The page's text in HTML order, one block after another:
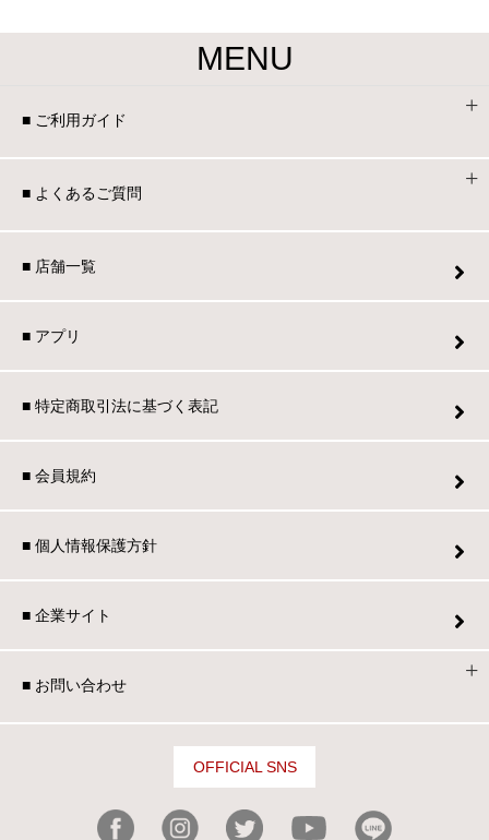
MENU
■ ご利用ガイド
■ よくあるご質問
■ 店舗一覧
■ アプリ
■ 特定商取引法に基づく表記
■ 会員規約
■ 個人情報保護方針
■ 企業サイト
■ お問い合わせ
OFFICIAL SNS